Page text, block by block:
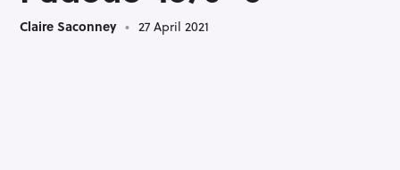
Claire Saconney 27 April 2021